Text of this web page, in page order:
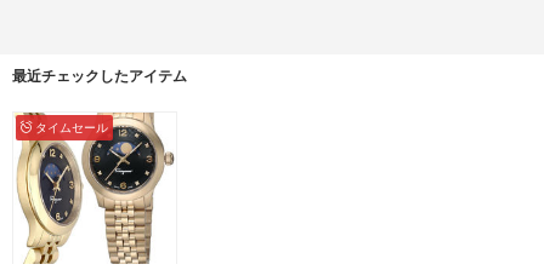
最近チェックしたアイテム
タイムセール